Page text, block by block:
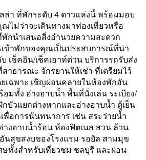
ที่พักระดับ 4 ดาวแห่งนี้ พร้อมมอบ
ไม่ว่าจะเดินทางมาท่องเที่ยวหรือ
กนำเสนอสิ่งอำนวยความสะดวก
ข้าพักของคุณเป็นประสบการณ์ที่น่า
เช็คอิน/เช็คเอาท์ด่วน บริการรถรับส่ง
าธารณะ จักรยานให้เช่า ที่เตรียมไว้
เฉพาะ เชิญผ่อนคลายในห้องพักอัน
มทั้ง อ่างอาบน้ำ พื้นที่นั่งเล่น ระเบียง/
บัวแยกต่างหากและอ่างอาบน้ำ ตู้เย็น
พื่อการนันทนาการ เช่น สระว่ายน้ำ
างอาบน้ำร้อน ห้องฟิตเนส สวน ล้วน
นสุขสงบของโรงแรม รอยัล สามมุข
ษทั้งสำหรับเที่ยวชม ชลบุรี และผ่อน